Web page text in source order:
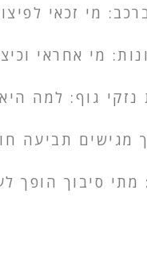
מי זכאי
מי אחראי
גוף: למה
תביעה
מתי סיבוך הופך